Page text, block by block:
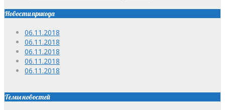
Новости прихода
06.11.2018
06.11.2018
06.11.2018
06.11.2018
06.11.2018
Темы новостей